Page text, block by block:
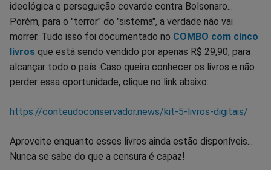
ideológica e perseguição covarde contra Bolsonaro...
Porém, para o "terror" do "sistema", a verdade não vai
morrer. Tudo isso foi documentado no COMBO com cinco
livros que está sendo vendido por apenas R$ 29,90, para
alcançar todo o país. Caso queira conhecer os livros e não
perder essa oportunidade, clique no link abaixo:
https://conteudoconservador.news/kit-5-livros-digitais/
Aproveite enquanto esses livros ainda estão disponíveis...
Nunca se sabe do que a censura é capaz!